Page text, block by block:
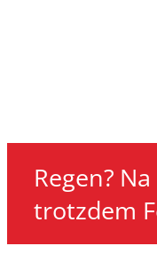
Regen?
trotzdem